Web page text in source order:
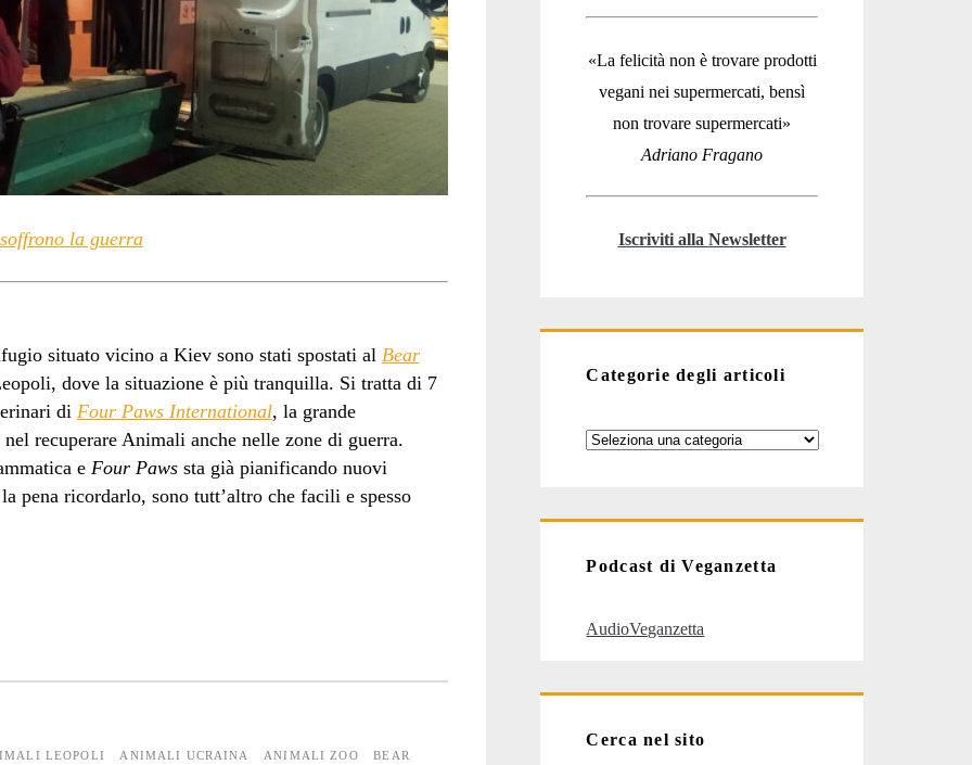
la guerra
situato vicino a Kiev sono stati spostati al Bear
dove la situazione è più tranquilla. Si tratta di 7
di Four Paws International, la grande
recuperare Animali anche nelle zone di guerra.
e Four Pawssta già pianificando nuovi
pena ricordarlo, sono tutt’altro che facili e spesso
LEOPOLI ANIMALI UCRAINA ANIMALI ZOO BEAR
«La felicità non è trovare prodotti
vegani nei supermercati, bensì
non trovare supermercati»
Adriano Fragano
Iscriviti alla Newsletter
Categorie degli articoli
Categorie
Podcast di Veganzetta
AudioVeganzetta
Cerca nel sito